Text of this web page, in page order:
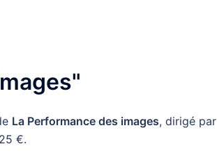
La Performance des images, dirigé par
25 €.